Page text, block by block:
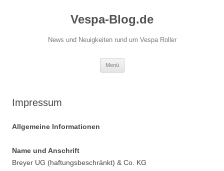
Vespa-Blog.de
News und Neuigkeiten rund um Vespa Roller
Menü
Impressum
Allgemeine Informationen
Name und Anschrift
Breyer UG (haftungsbeschränkt) & Co. KG